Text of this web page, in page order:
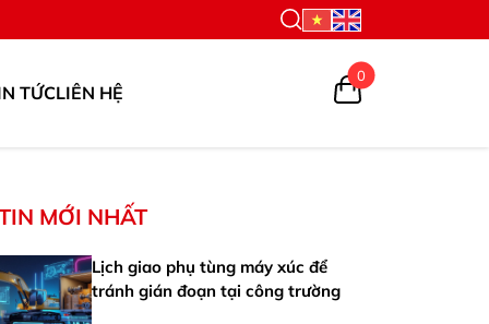
TỨCLIÊN HỆ
0
MỚI NHẤT
Lịch giao phụ tùng máy xúc để
tránh gián đoạn tại công trường